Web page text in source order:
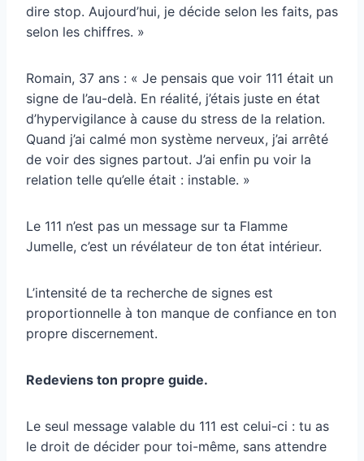
dire stop. Aujourd’hui, je décide selon les faits, pas
selon les chiffres. »
Romain, 37 ans : « Je pensais que voir 111 était un
signe de l’au-delà. En réalité, j’étais juste en état
d’hypervigilance à cause du stress de la relation.
Quand j’ai calmé mon système nerveux, j’ai arrêté
de voir des signes partout. J’ai enfin pu voir la
relation telle qu’elle était : instable. »
Le 111 n’est pas un message sur ta Flamme
Jumelle, c’est un révélateur de ton état intérieur.
L’intensité de ta recherche de signes est
proportionnelle à ton manque de confiance en ton
propre discernement.
Redeviens ton propre guide.
Le seul message valable du 111 est celui-ci : tu as
le droit de décider pour toi-même, sans attendre